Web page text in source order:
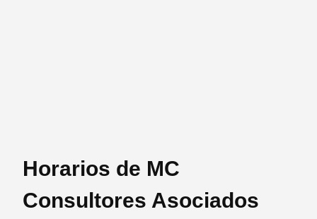
Horarios de MC
Consultores Asociados